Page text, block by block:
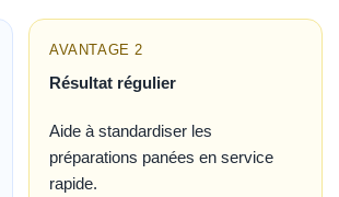
AVANTAGE 2
Résultat régulier
Aide à standardiser les
préparations panées en service
rapide.